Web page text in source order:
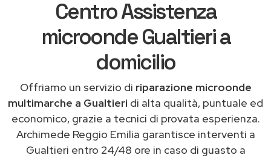
Centro Assistenza
microonde Gualtieri a
domicilio
Offriamo un servizio di riparazione microonde
multimarche a Gualtieri di alta qualità, puntuale ed
economico, grazie a tecnici di provata esperienza.
Archimede Reggio Emilia garantisce interventi a
Gualtieri entro 24/48 ore in caso di guasto a